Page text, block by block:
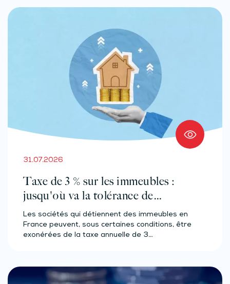
31.07.2026
Taxe de 3 % sur les immeubles :
jusqu'où va la tolérance de
l'administration ?
Les sociétés qui détiennent des immeubles en
France peuvent, sous certaines conditions, être
exonérées de la taxe annuelle de 3…